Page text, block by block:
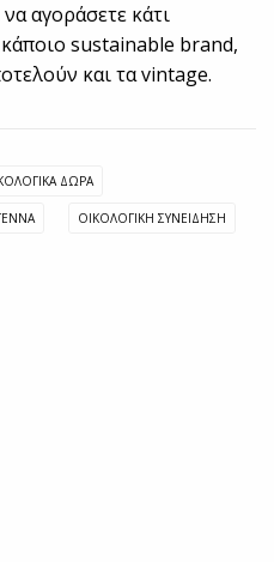
αγοράσετε κάτι
κάποιο sustainable brand,
και τα vintage.
ΔΩΡΑ
ΟΙΚΟΛΟΓΙΚΗ ΣΥΝΕΙΔΗΣΗ